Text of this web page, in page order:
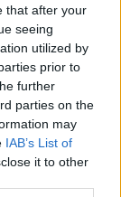
that after your
seeing
utilized by
prior to
further
parties on the
may
IAB’s List of
it to other